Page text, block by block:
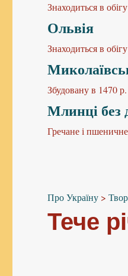
Знаходиться в
Ольвія
Знаходиться в
Збудовану в 1470
Млинці без
Гречане і
Про Україну >
Тече